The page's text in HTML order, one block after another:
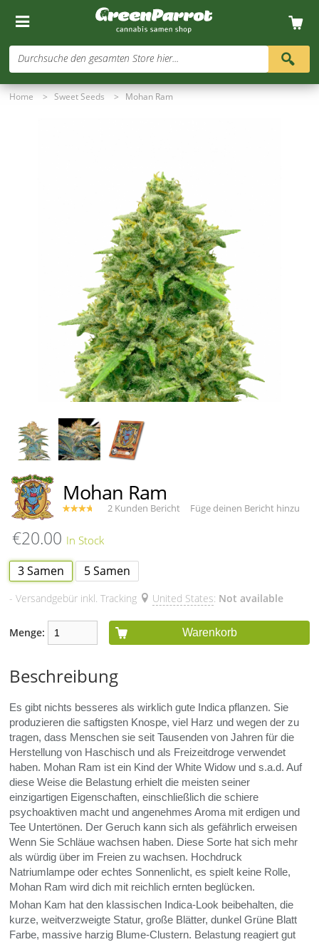
Durchsuche den gesamten Store hier...
Home > Sweet Seeds > Mohan Ram
Mohan Ram
2 Kunden Bericht Füge deinen Bericht hinzu
€20.00
3 Samen 5 Samen
- Versandgebür inkl. Tracking United States: Not available
Menge: Warenkorb
Beschreibung
Es gibt nichts besseres als wirklich gute Indica pflanzen. Sie
produzieren die saftigsten Knospe, viel Harz und wegen der zu
tragen, dass Menschen sie seit Tausenden von Jahren für die
Herstellung von Haschisch und als Freizeitdroge verwendet
haben. Mohan Ram ist ein Kind der White Widow und s.a.d. Auf
diese Weise die Belastung erhielt die meisten seiner
einzigartigen Eigenschaften, einschließlich die schiere
psychoaktiven macht und angenehmes Aroma mit erdigen und
Tee Untertönen. Der Geruch kann sich als gefährlich erweisen
Wenn Sie Schläue wachsen haben. Diese Sorte hat sich mehr
als würdig über im Freien zu wachsen. Hochdruck
Natriumlampe oder echtes Sonnenlicht, es spielt keine Rolle,
Mohan Ram wird dich mit reichlich ernten beglücken.
Mohan Kam hat den klassischen Indica-Look beibehalten, die
kurze, weitverzweigte Statur, große Blätter, dunkel Grüne Blatt
Farbe, massive harzig Blume-Clustern. Belastung reagiert gut